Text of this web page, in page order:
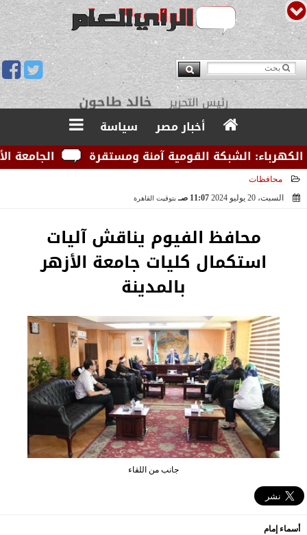
مدير التحرير يوسف قبودان
أخبار مصر
سياسة
الجامعة
الشبكة القومية آمنة ومستقرة
محافظات
السبت، 20 يوليو 2024
11:07 صـ بتوقيت القاهرة
محافظ الفيوم يناقش آليات
استكمال كليات جامعة الأزهر
بالمدينة
جانب من اللقاء
أسماء إمام